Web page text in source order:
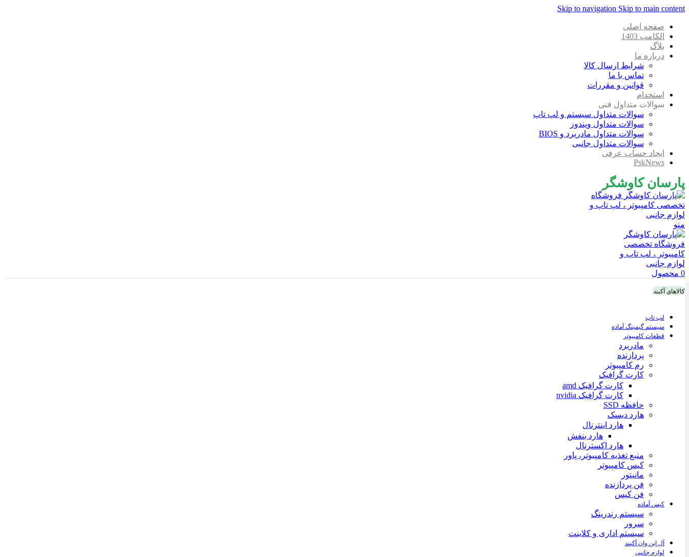
Skip to navigation Skip to main content
صفحه اصلی
الکامپ 1403
بلاگ
درباره ما
شرایط ارسال کالا
تماس با ما
قوانین و مقررات
استخدام
سوالات متداول فنی
سوالات متداول سیستم و لپ تاپ
سوالات متداول ویندوز
سوالات متداول مادربرد و BIOS
سوالات متداول جانبی
ایجاد حساب عرفی
PskNews
پارسان کاوشگر
منو
0 محصول
کالاهای آکبند
لپ تاپ
سیستم گیمینگ آماده
قطعات کامپیوتر
مادربرد
پردازنده
رم کامپیوتر
کارت گرافیک
کارت گرافیک amd
کارت گرافیک nvidia
حافظه SSD
هارد دیسک
هارد اینترنال
هارد بنفش
هارد اکسترنال
منبع تغذیه کامپیوتر، پاور
کیس کامپیوتر
مانیتور
فن پردازنده
فن کیس
کیس آماده
سیستم رندرینگ
سرور
سیستم‌ اداری و کلاینت
آل این وان آکبند
لوازم جانبی